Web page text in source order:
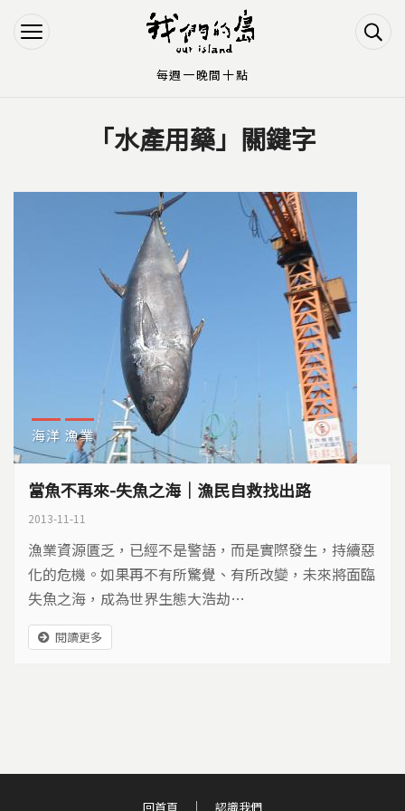
Jump to Navigation
Jump to Main content
「水產用藥」關鍵字
海洋 漁業
當魚不再來-失魚之海｜漁民自救找出路
2013-11-11
漁業資源匱乏，已經不是警語，而是實際發生，持續惡
化的危機。如果再不有所驚覺、有所改變，未來將面臨
失魚之海，成為世界生態大浩劫…
閱讀更多
回首頁 認識我們
每週一晚間十點